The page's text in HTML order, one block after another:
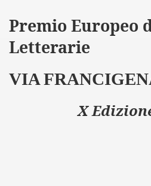
Premio Europeo
Letterarie
VIA
X
(04-10-2012)
- Frate Ilaro del Corvo